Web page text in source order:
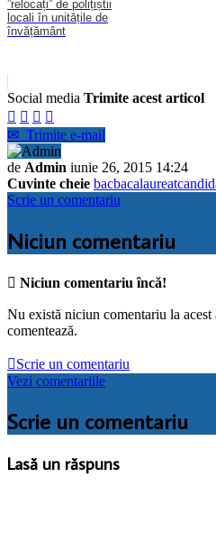
”relocați” de polițiștii
locali în unitățile de
învățământ
Social media Trimite acest articol
   
✉ Trimite e-mail
de Admin iunie 26, 2015 14:24
Cuvinte cheie bacbacalaureat
Scrie un comentariu
Niciun comentariu
 Niciun comentariu încă!
Nu există niciun comentariu la
comentează.
Scrie un comentariu
Vezi comentariile
Scrie un comentariu
Lasă un răspuns